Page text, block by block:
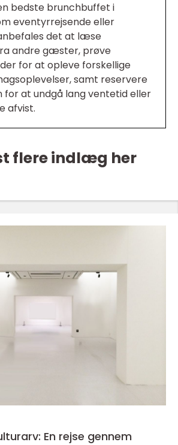
bedste brunchbuffet i
eventyrrejsende eller
det at læse
andre gæster, prøve
for at opleve forskellige
samt reservere
for at undgå lang ventetid eller
afvist.
flere indlæg her
En rejse gennem